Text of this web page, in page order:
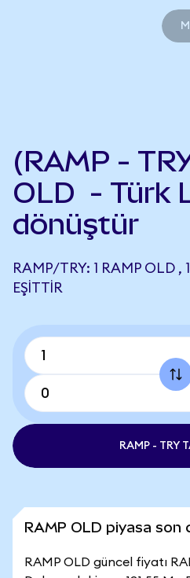
(RAMP -
OLD - Türk
dönüştür
RAMP/TRY: 1 RAMP OLD ,
EŞITTIR
RAMP - TRY
RAMP OLD piyasa son
RAMP OLD güncel fiyatı